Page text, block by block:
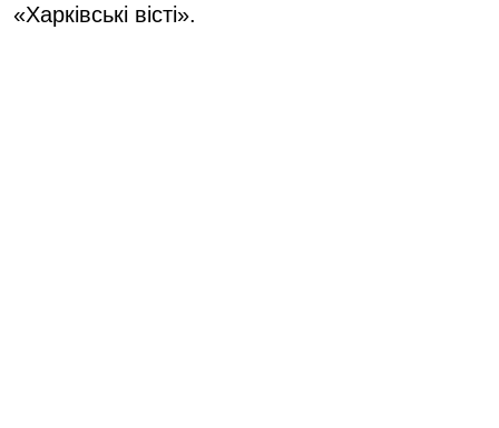
«Харківські вісті».